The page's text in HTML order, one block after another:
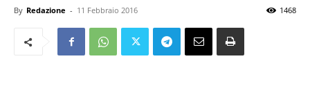
By Redazione - 11 Febbraio 2016 1468